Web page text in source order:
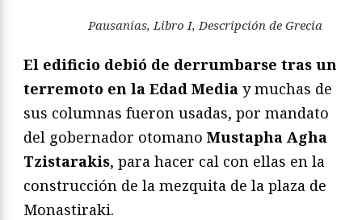
Pausanias, Libro I, Descripción de Grecia
El edificio debió de derrumbarse tras un
terremoto en la Edad Media y muchas de
sus columnas fueron usadas, por mandato
del gobernador otomano Mustapha Agha
Tzistarakis, para hacer cal con ellas en la
construcción de la mezquita de la plaza de
Monastiraki.